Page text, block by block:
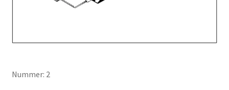
Nummer: 2